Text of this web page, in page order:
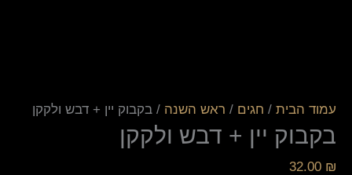
עמוד הבית / חגים / ראש השנה / בקבוק יין + דבש ולקקן
בקבוק יין + דבש ולקקן
32.00 ₪